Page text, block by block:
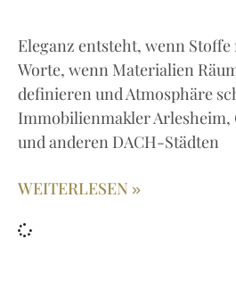
Eleganz entsteht, wenn Stoffe
Worte, wenn Materialien
definieren und Atmosphäre
Immobilienmakler Arlesheim,
und anderen DACH-Städten
WEITERLESEN »